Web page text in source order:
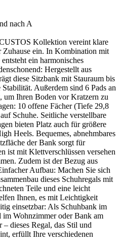
nach A
Kollektion vereint klare
ein. In Kombination mit
ein harmonisches
Hergestellt aus
diese Sitzbank mit Stauraum bis
Außerdem sind 6 Pads an
um Ihren Boden vor Kratzern zu
10 offene Fächer (Tiefe 29,8
Schuhe. Seitliche verstellbare
bieten Platz auch für größere
Heels. Bequemes, abnehmbares
der Bank sorgt für
ist mit Klettverschlüssen versehen
Zudem ist der Bezug aus
Aufbau: Machen Sie sich
dieses Schuhregals mit
Teile und eine leicht
Ihnen, es mit Leichtigkeit
einsetzbar: Als Schuhbank im
Wohnzimmer oder Bank am
dieses Regal, das Stil und
erfüllt Ihre verschiedenen